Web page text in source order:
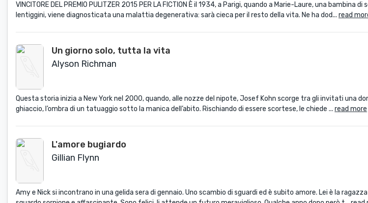
VINCITORE DEL PREMIO PULITZER 2015 PER LA FICTION È il 1934, a Parigi, quando a Marie-Laure, una bambina
lentiggini, viene diagnosticata una malattia degenerativa: sarà cieca per il resto della vita. Ne ha dod... read
Un giorno solo, tutta la vita
Alyson Richman
Questa storia inizia a New York nel 2000, quando, alle nozze del nipote, Josef Kohn scorge tra gli invitati una
ghiaccio, l’ombra di un tatuaggio sotto la manica dell’abito. Rischiando di essere scortese, le chiede ... read more
L'amore bugiardo
Gillian Flynn
Amy e Nick si incontrano in una gelida sera di gennaio. Uno scambio di sguardi ed è subito amore. Lei è la